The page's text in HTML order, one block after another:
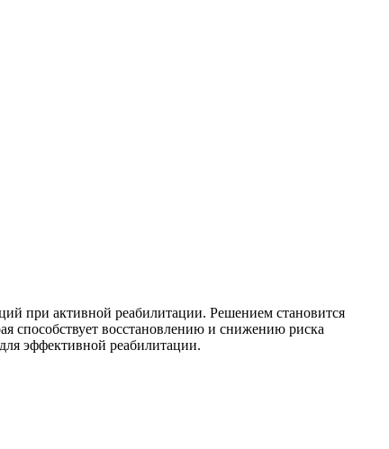
при активной реабилитации. Решением становится
способствует восстановлению и снижению риска
эффективной реабилитации.